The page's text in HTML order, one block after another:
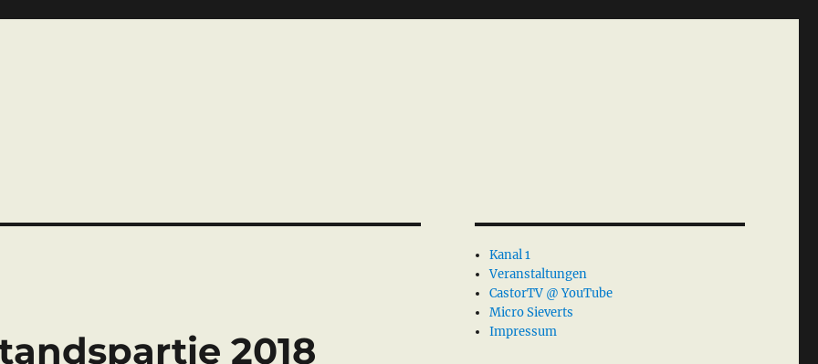
2018
Kanal 1
Veranstaltungen
CastorTV @ YouTube
Micro Sieverts
Impressum